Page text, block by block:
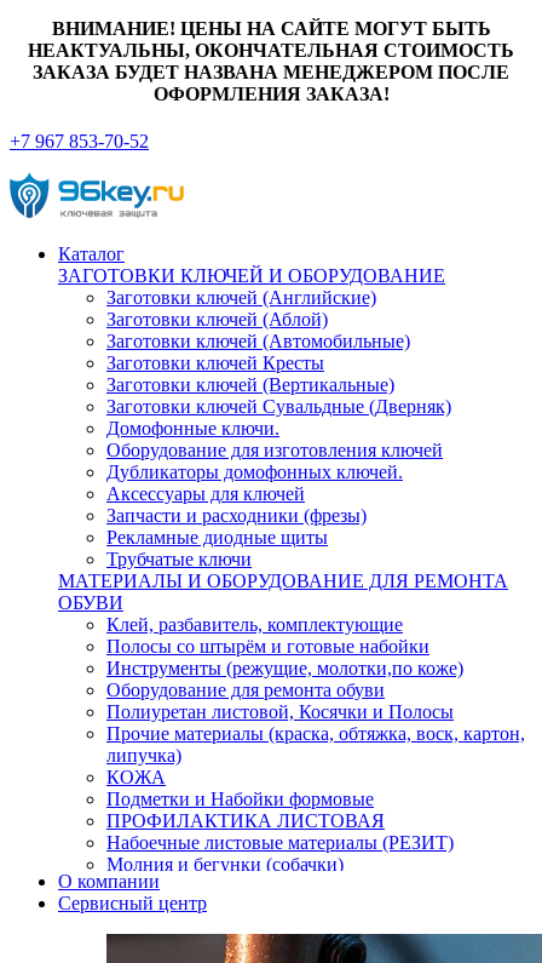
ВНИМАНИЕ! ЦЕНЫ НА САЙТЕ МОГУТ БЫТЬ
НЕАКТУАЛЬНЫ, ОКОНЧАТЕЛЬНАЯ СТОИМОСТЬ
ЗАКАЗА БУДЕТ НАЗВАНА МЕНЕДЖЕРОМ ПОСЛЕ
ОФОРМЛЕНИЯ ЗАКАЗА!
+7 967 853-70-52
Каталог
ЗАГОТОВКИ КЛЮЧЕЙ И ОБОРУДОВАНИЕ
Заготовки ключей (Английские)
Заготовки ключей (Аблой)
Заготовки ключей (Автомобильные)
Заготовки ключей Кресты
Заготовки ключей (Вертикальные)
Заготовки ключей Сувальдные (Дверняк)
Домофонные ключи.
Оборудование для изготовления ключей
Дубликаторы домофонных ключей.
Аксессуары для ключей
Запчасти и расходники (фрезы)
Рекламные диодные щиты
Трубчатые ключи
МАТЕРИАЛЫ И ОБОРУДОВАНИЕ ДЛЯ РЕМОНТА
ОБУВИ
Клей, разбавитель, комплектующие
Полосы со штырём и готовые набойки
Инструменты (режущие, молотки,по коже)
Оборудование для ремонта обуви
Полиуретан листовой, Косячки и Полосы
Прочие материалы (краска, обтяжка, воск, картон,
липучка)
КОЖА
Подметки и Набойки формовые
ПРОФИЛАКТИКА ЛИСТОВАЯ
Набоечные листовые материалы (РЕЗИТ)
Молния и бегунки (собачки)
Нитки,иглы-шило,крючки.
Уход и косметика для обуви
Кнопки (магнитые,кобурные)
Пряжки для ремня
О компании
Сервисный центр